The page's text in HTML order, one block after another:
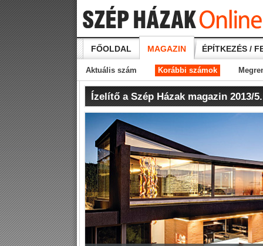
FŐOLDAL MAGAZIN ÉPÍTKEZÉS /
Aktuális szám Korábbi számok
Ízelítő a Szép Házak magazin 2013/